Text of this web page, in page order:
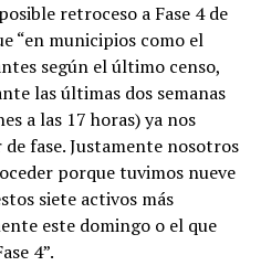
retroceso a Fase 4 de
“en municipios como el
según el último censo,
las últimas dos semanas
a las 17 horas) ya nos
fase. Justamente nosotros
porque tuvimos nueve
siete activos más
este domingo o el que
4”.